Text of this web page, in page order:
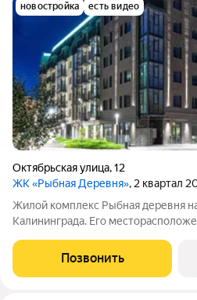
новостройка есть видео
Октябрьская улица,12
ЖК «Рыбная Деревня», 2 квартал
Жилой комплекс Рыбная деревня
Калининграда. Его
качественное инфраструктурное
центру, многочисленные кафе и
Позвонить